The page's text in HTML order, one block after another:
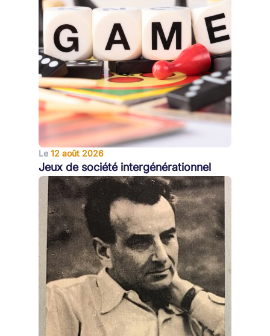
Le 12 août 2026
Jeux de société intergénérationnel